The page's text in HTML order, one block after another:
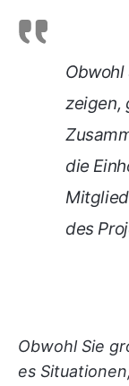
zeigen,
die
des
Obwohl Sie
es